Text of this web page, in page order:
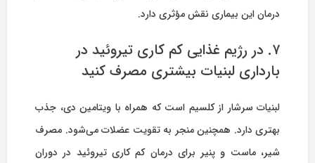
درمان این بیماری نقش مؤثری دارد.
۷. در رژیم غذایی کم کاری تیروئید در
بارداری لبنیات بیشتری مصرف کنید
لبنیات سرشار از کلسیم است که همراه با ویتامین دی، جذب
بهتری دارد. همچنین منجر به تقویت عضلات می‌شود. مصرف
شیر، ماست و پنیر برای درمان کم کاری تیروئید در دوران